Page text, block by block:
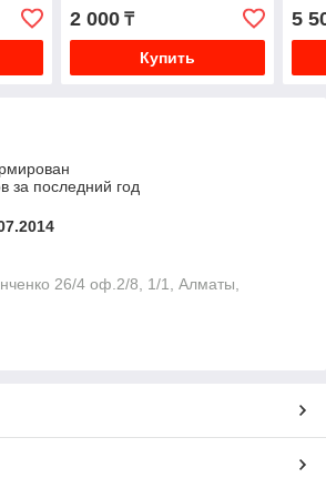
2 000₸
Купить
5
за последний год
26/4 оф.2/8, 1/1, Алматы,